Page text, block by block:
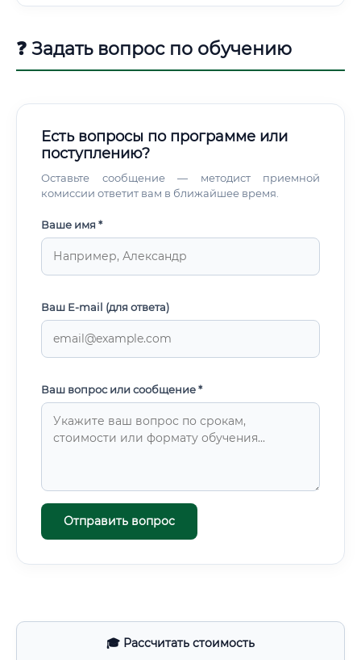
🎓 Рассчитать стоимость
❓ Задать вопрос по обучению
Есть вопросы по программе или
поступлению?
Оставьте сообщение — методист приемной
комиссии ответит вам в ближайшее время.
Ваше имя *
Ваш E-mail (для ответа)
Ваш вопрос или сообщение *
Отправить вопрос